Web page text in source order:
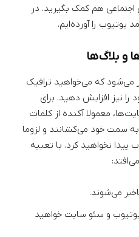
هم کمک بگیرید. در
یوتیوب را آورده‌ایم.
و بلاگ‌ها
می‌شود که می‌خواهید ترافیک
نیز افزایش دهید. برای
معمولا آکنده از کلمات
سمت خود می‌کشانند و لزوما
پیدا نخواهید کرد. با تعبیه
می‌شوند.
و سئو سایت خواهید